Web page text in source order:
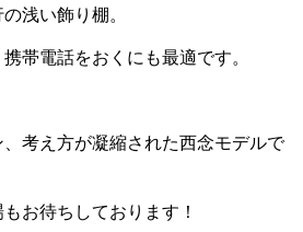
浅い飾り棚。
帯電話をおくにも最適です。
考え方が凝縮された西念モデルで
お待ちしております！